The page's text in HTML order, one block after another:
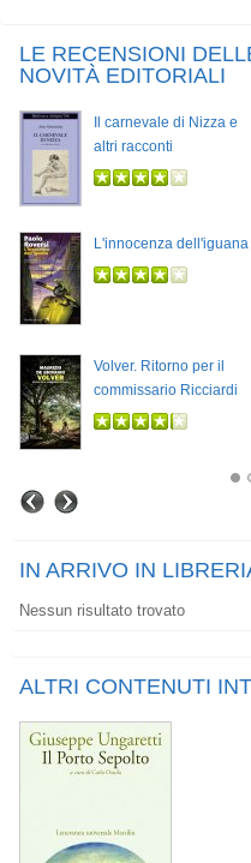
LE RECENSIONI
NOVITÀ EDITORIALI
Il carnevale di Nizza e
altri racconti
L'innocenza dell'iguana
Volver. Ritorno per il
commissario Ricciardi
IN ARRIVO IN
Nessun risultato trovato
ALTRI CONTENUTI